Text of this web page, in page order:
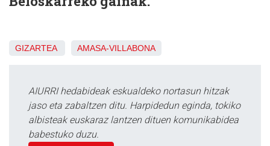
GIZARTEA AMASA-VILLABONA
AIURRI hedabideak eskualdeko nortasun hitzak
jaso eta zabaltzen ditu. Harpidedun eginda, tokiko
albisteak euskaraz lantzen dituen komunikabidea
babestuko duzu.